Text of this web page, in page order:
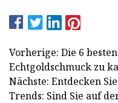
Vorherige: Die 6
Echtgoldschmuck zu
Nächste: Entdecken
Trends: Sind Sie auf